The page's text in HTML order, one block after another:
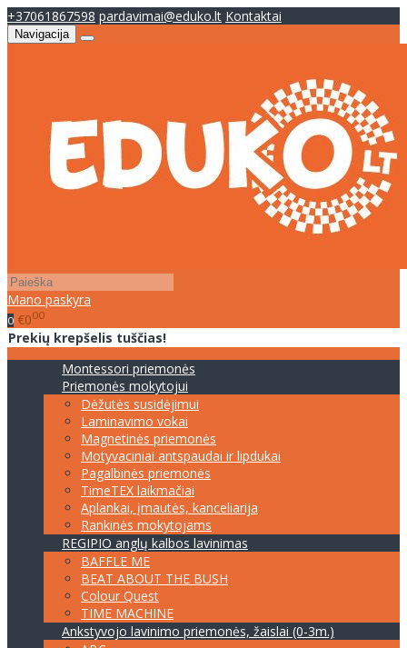
+37061867598 pardavimai@eduko.lt Kontaktai
Navigacija
Mano paskyra
0 €000
Prekių krepšelis tuščias!
Montessori priemonės
Priemonės mokytojui
Dėžutės susidėjimui
Laminavimo vokai
Magnetinės priemonės
Motyvaciniai antspaudai ir lipdukai
Pagalbinės priemonės
TimeTEX laikmačiai
Aplankai, įmautės, kanceliarija
Rankinės mokytojams
REGIPIO anglų kalbos lavinimas
BAFFLE ME
BEAT ABOUT THE BUSH
Colour Quest
TIME MACHINE
Ankstyvojo lavinimo priemonės, žaislai (0-3m.)